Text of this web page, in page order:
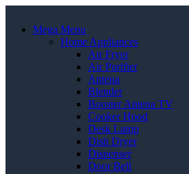
Mega Menu
Home Appliances
Air Fryer
Air Purifier
Antena
Blender
Booster Antena TV
Cooker Hood
Desk Lamp
Dish Dryer
Dispenser
Door Bell